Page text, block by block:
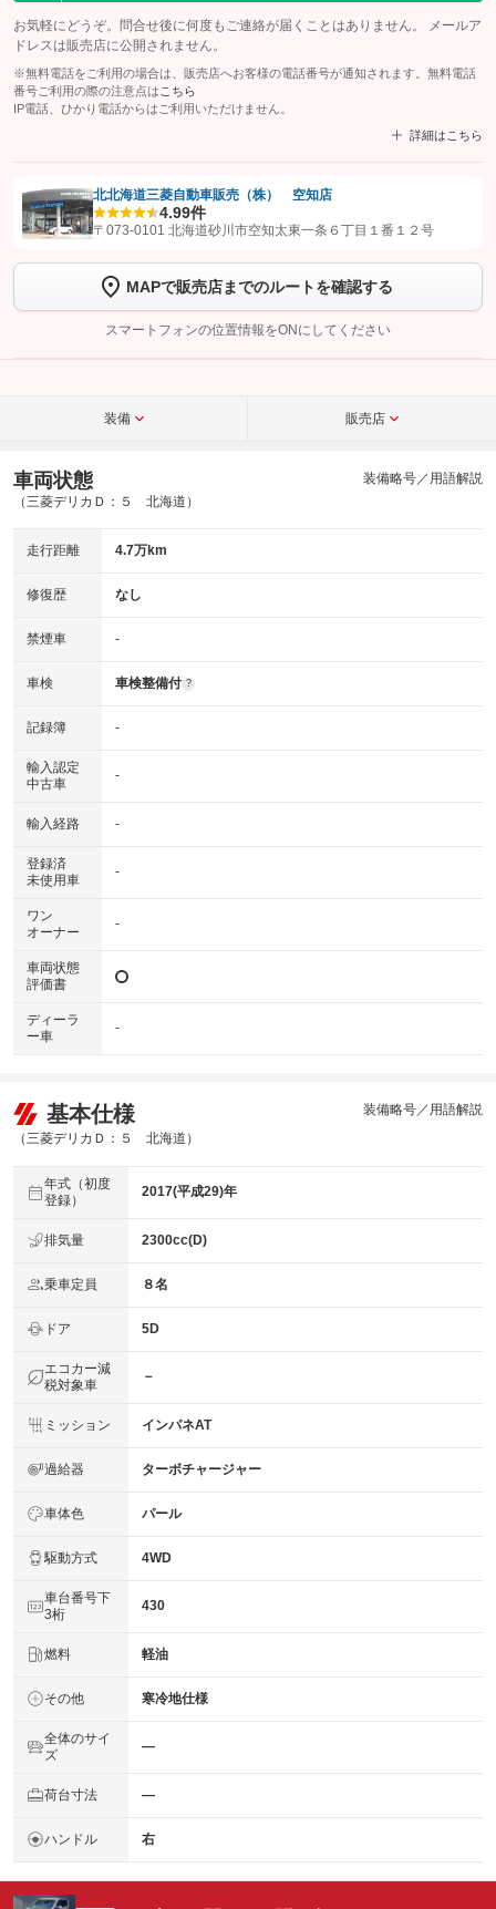
お気軽にどうぞ。問合せ後に何度もご連絡が届くことはありません。 メールア
ドレスは販売店に公開されません。
※無料電話をご利用の場合は、販売店へお客様の電話番号が通知されます。無料電話
番号ご利用の際の注意点は こちら
IP電話、ひかり電話からはご利用いただけません。
詳細はこちら
【STEP1】認証画面でグーネットを友だち追加してから「許可する」ボタンを押
トーク画面で
ボタンをタップして問い合わせを
完了してください。
こちら
北北海道三菱自動車販売（株） 空知店
4.99件
〒073-0101 北海道砂川市空知太東一条６丁目１番１２号
MAPで販売店までのルートを確認する
スマートフォンの位置情報をONにしてください
装備 販売店
車両状態
（三菱デリカＤ：５ 北海道）
装備略号／用語解説
走行距離 4.7万km
修復歴 なし
禁煙車 -
車検 車検整備付 ?
記録簿 -
輸入認定
中古車
-
輸入経路 -
登録済
未使用車
-
ワン
オーナー
-
車両状態
評価書
ディーラ
ー車
-
基本仕様
（三菱デリカＤ：５ 北海道）
装備略号／用語解説
年式（初度
登録）
2017(平成29)年
排気量 2300cc(D)
乗車定員 ８名
ドア 5D
エコカー減
税対象車
－
ミッション インパネAT
過給器 ターボチャージャー
車体色 パール
駆動方式 4WD
車台番号下
3桁
430
燃料 軽油
その他 寒冷地仕様
全体のサイ
ズ
―
荷台寸法 ―
ハンドル 右